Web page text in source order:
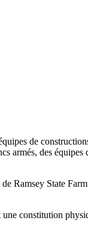
de
armés, des
Ramsey State
constitution